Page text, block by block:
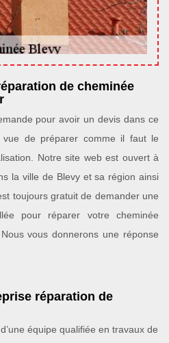
de cheminée
pour avoir un devis dans ce
vue de préparer comme il faut le
Notre site web est ouvert à
la ville de Blevy et sa région ainsi
toujours gratuit de demander une
pour réparer votre cheminée
vous donnerons une réponse
réparation de
équipe qualifiée en travaux de